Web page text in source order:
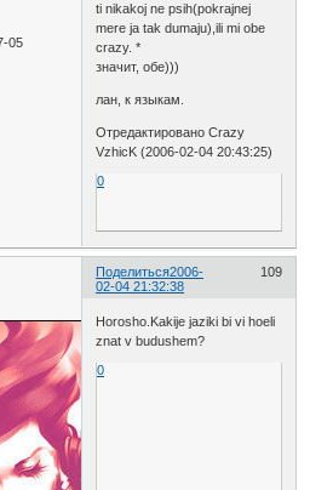
05
ti nikakoj ne psih(pokrajnej
mere ja tak dumaju),ili mi obe
crazy. *
значит, обе)))
лан, к языкам.
Отредактировано Crazy
VzhicK (2006-02-04 20:43:25)
0
Поделиться 109
2006-
02-04 21:32:38
Horosho.Kakije jaziki bi vi hoeli
znat v budushem?
0